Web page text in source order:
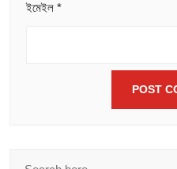
ইমেইল *